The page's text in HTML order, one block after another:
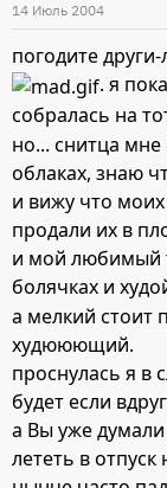
е
ы
14 Июль 2004
погодите
. я
собралась на
но... снитца мне
облаках, знаю
и вижу что
продали их в
и мой любимый
болячках и
а мелкий стоит
худююющий.
проснулась я в
будет если
а Вы уже думали
лететь в